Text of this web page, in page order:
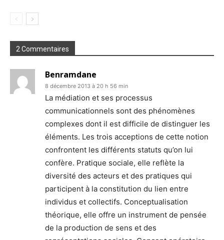
2 Commentaires
Benramdane
8 décembre 2013 à 20 h 56 min
La médiation et ses processus
communicationnels sont des phénomènes
complexes dont il est difficile de distinguer les
éléments. Les trois acceptions de cette notion
confrontent les différents statuts qu’on lui
confère. Pratique sociale, elle reflète la
diversité des acteurs et des pratiques qui
participent à la constitution du lien entre
individus et collectifs. Conceptualisation
théorique, elle offre un instrument de pensée
de la production de sens et des